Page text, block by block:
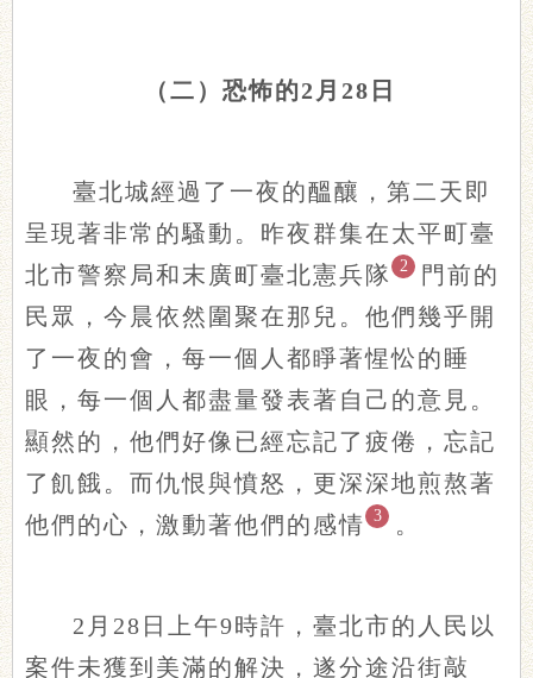
（二）恐怖的2月28日
臺北城經過了一夜的醞釀，第二天即
呈現著非常的騷動。昨夜群集在太平町臺
北市警察局和末廣町臺北憲兵隊
2
門前的
民眾，今晨依然圍聚在那兒。他們幾乎開
了一夜的會，每一個人都睜著惺忪的睡
眼，每一個人都盡量發表著自己的意見。
顯然的，他們好像已經忘記了疲倦，忘記
了飢餓。而仇恨與憤怒，更深深地煎熬著
他們的心，激動著他們的感情 3 。
2月28日上午9時許，臺北市的人民以
案件未獲到美滿的解決，遂分途沿街敲